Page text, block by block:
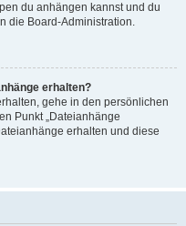
du anhängen kannst und du
die Board-Administration.
erhalten?
gehe in den persönlichen
Punkt „Dateianhänge
erhalten und diese